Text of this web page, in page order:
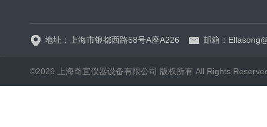
地址：上海市银都西路58号A座A226 邮箱：
©2026 上海奇宜仪器设备有限公司 版权所有 All Rights